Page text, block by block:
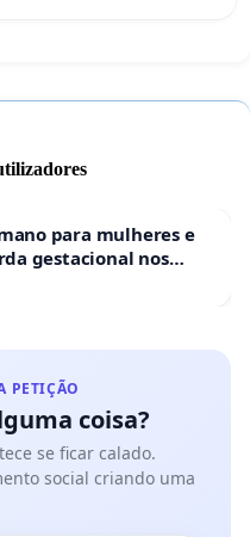
para mulheres e
gestacional nos
PETIÇÃO
coisa?
se ficar calado.
social criando uma